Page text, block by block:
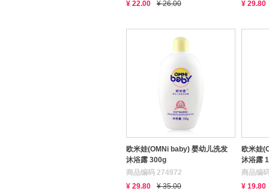
¥ 22.00
¥ 26.00
¥ 29.80
欧米娃(OMNi baby) 婴幼儿洗发
沐浴露 300g
商品编码 274972
¥ 29.80
¥ 35.00
欧米娃
沐浴露
商品编
¥ 19.80